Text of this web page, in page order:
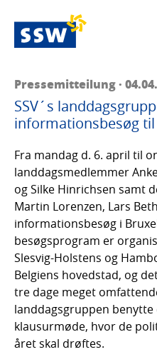
Pressemitteilung ·
SSV´s
informationsbesøg
Fra mandag d. 6. april til
landdagsmedlemmer
og Silke Hinrichsen samt
Martin Lorenzen, Lars
informationsbesøg i
besøgsprogram er
Slesvig-Holstens og
Belgiens hovedstad, og
tre dage meget
landdagsgruppen
klausurmøde, hvor de
året skal drøftes.